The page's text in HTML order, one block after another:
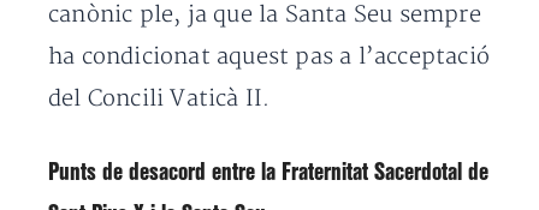
canònic ple, ja que la Santa Seu sempre
ha condicionat aquest pas a l’acceptació
del Concili Vaticà II.
Punts de desacord entre la Fraternitat Sacerdotal de